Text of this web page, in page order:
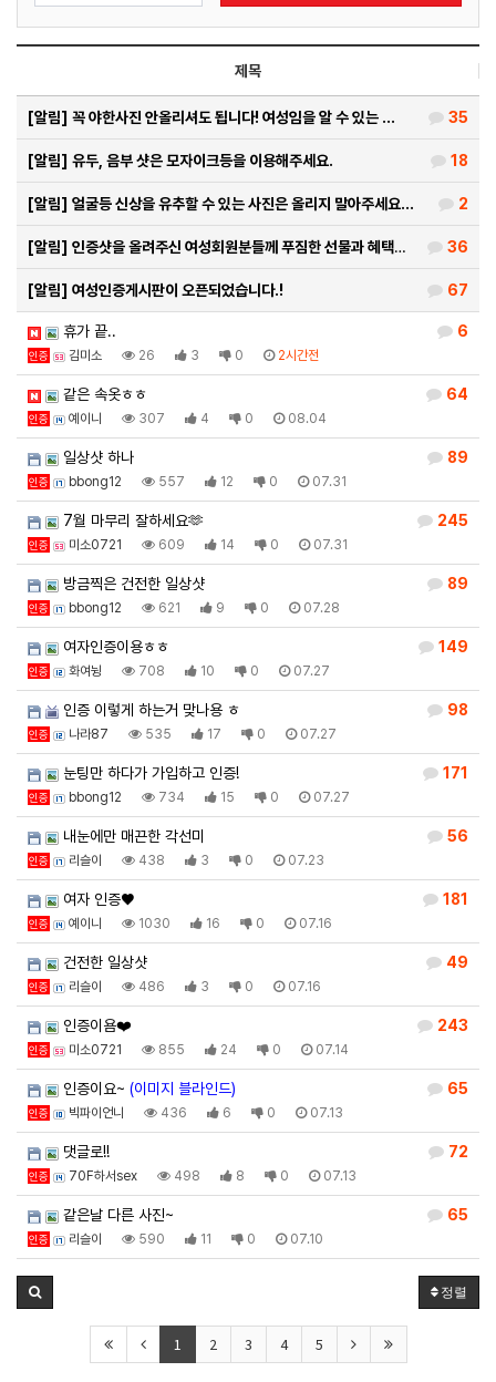
제목
35
[알림] 꼭 야한사진 안올리셔도 됩니다! 여성임을 알 수 있는 …
18
[알림] 유두, 음부 샷은 모자이크등을 이용해주세요.
2
[알림] 얼굴등 신상을 유추할 수 있는 사진은 올리지 말아주세요…
36
[알림] 인증샷을 올려주신 여성회원분들께 푸짐한 선물과 혜택을 …
67
[알림] 여성인증게시판이 오픈되었습니다.!
6
휴가 끝..
인증 김미소 26 3 0 2시간전
64
같은 속옷ㅎㅎ
인증 예이니 307 4 0 08.04
89
일상샷 하나
인증 bbong12 557 12 0 07.31
245
7월 마무리 잘하세요🫶
인증 미소0721 609 14 0 07.31
89
방금찍은 건전한 일상샷
인증 bbong12 621 9 0 07.28
149
여자인증이용ㅎㅎ
인증 화여뉭 708 10 0 07.27
98
인증 이렇게 하는거 맞나용 ㅎ
인증 나라87 535 17 0 07.27
171
눈팅만 하다가 가입하고 인증!
인증 bbong12 734 15 0 07.27
56
내눈에만 매끈한 각선미
인증 리슬이 438 3 0 07.23
181
여자 인증♥
인증 예이니 1030 16 0 07.16
49
건전한 일상샷
인증 리슬이 486 3 0 07.16
243
인증이욤❤️
인증 미소0721 855 24 0 07.14
65
인증이요~ (이미지 블라인드)
인증 빅파이언니 436 6 0 07.13
72
댓글로!!
인증 70F하서sex 498 8 0 07.13
65
같은날 다른 사진~
인증 리슬이 590 11 0 07.10
정렬
1 2 3 4 5